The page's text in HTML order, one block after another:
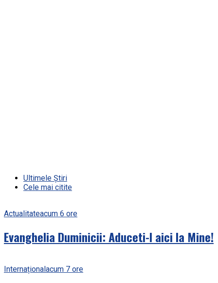
Ultimele Știri
Cele mai citite
Actualitateacum 6 ore
Evanghelia Duminicii: Aduceti-l aici la Mine!
Internațional acum 7 ore